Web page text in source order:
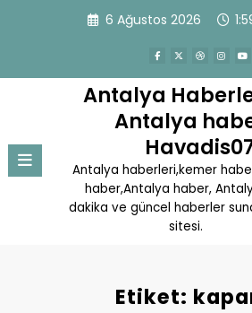
6 Ağustos 2026
Antalya
Antalya
Antalya haberleri,kemer
haber,Antalya haber,
dakika ve güncel haberler
sitesi.
Etiket: